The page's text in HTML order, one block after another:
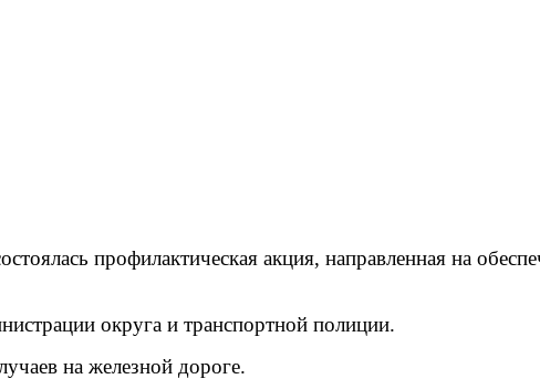
профилактическая акция, направленная на
округа и транспортной полиции.
на железной дороге.